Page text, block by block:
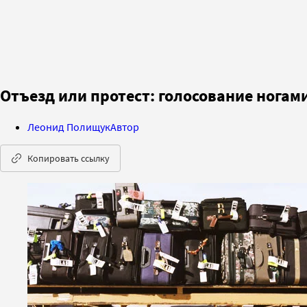
Отъезд или протест: голосование
Леонид ПолищукАвтор
Копировать ссылку